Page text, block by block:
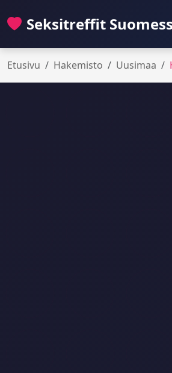
Seksitreffit
Etusivu Hakemisto Uusimaa